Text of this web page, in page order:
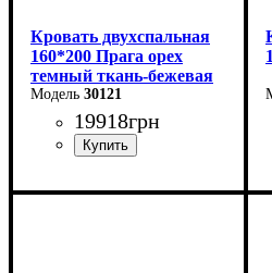
Кровать двухспальная
160*200 Прага орех
темный ткань-бежевая
Серия-Элит
30121
19918грн
Ширина: 168 см